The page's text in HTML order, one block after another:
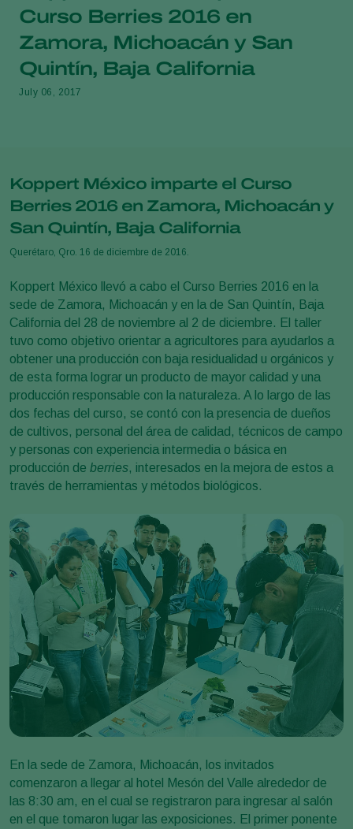
Curso Berries 2016 en
Zamora, Michoacán y San
Quintín, Baja California
July 06, 2017
Koppert México imparte el Curso
Berries 2016 en Zamora, Michoacán y
San Quintín, Baja California
Querétaro, Qro. 16 de diciembre de 2016.
Koppert México llevó a cabo el Curso Berries 2016 en la
sede de Zamora, Michoacán y en la de San Quintín, Baja
California del 28 de noviembre al 2 de diciembre. El taller
tuvo como objetivo orientar a agricultores para ayudarlos a
obtener una producción con baja residualidad u orgánicos y
de esta forma lograr un producto de mayor calidad y una
producción responsable con la naturaleza. A lo largo de las
dos fechas del curso, se contó con la presencia de dueños
de cultivos, personal del área de calidad, técnicos de campo
y personas con experiencia intermedia o básica en
producción de berries, interesados en la mejora de estos a
través de herramientas y métodos biológicos.
En la sede de Zamora, Michoacán, los invitados
comenzaron a llegar al hotel Mesón del Valle alrededor de
las 8:30 am, en el cual se registraron para ingresar al salón
en el que tomaron lugar las exposiciones. El primer ponente